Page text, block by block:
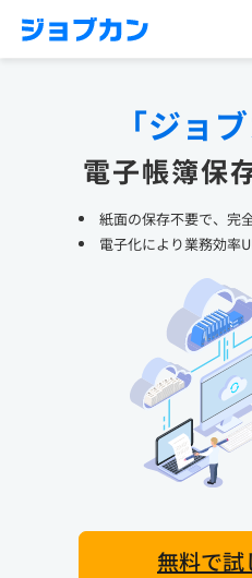
「ジョ
電子帳簿保
紙面の保存不要で、完
電子化により業務効率
無料で試